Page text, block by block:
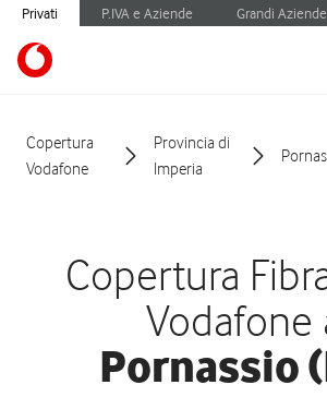
Privati P.IVA e Aziende Grandi
Copertura
Vodafone
Provincia di
Imperia
Copertura
Vodafone
Pornassio